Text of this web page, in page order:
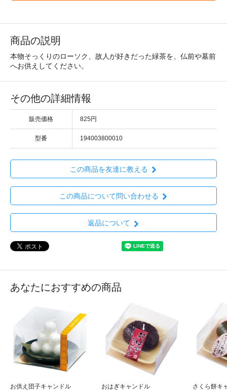
商品の説明
本物そっくりのローソク、故人が好きだった緑茶を、仏前や墓前
へお供えしてください。
その他の詳細情報
販売価格 825円
型番 194003800010
この商品を友達に教える
この商品について問い合わせる
返品について
あなたにおすすめの商品
お供え団子キャンドル おはぎキャンドル さくら餅キ